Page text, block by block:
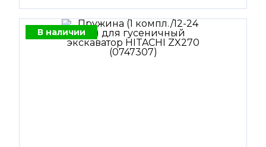
В наличии